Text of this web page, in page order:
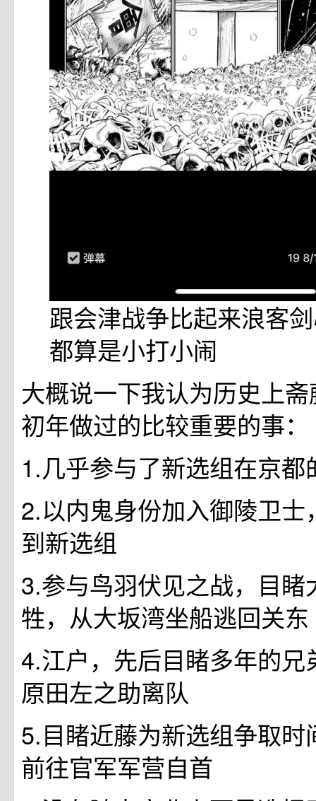
跟会津战争比起来浪客
都算是小打小闹
大概说一下我认为历史上
初年做过的比较重要的事：
1.几乎参与了新选组在京都
2.以内鬼身份加入御陵卫士
到新选组
3.参与鸟羽伏见之战，目睹
牲，从大坂湾坐船逃回关东
4.江户，先后目睹多年的兄
原田左之助离队
5.目睹近藤为新选组争取时
前往官军军营自首